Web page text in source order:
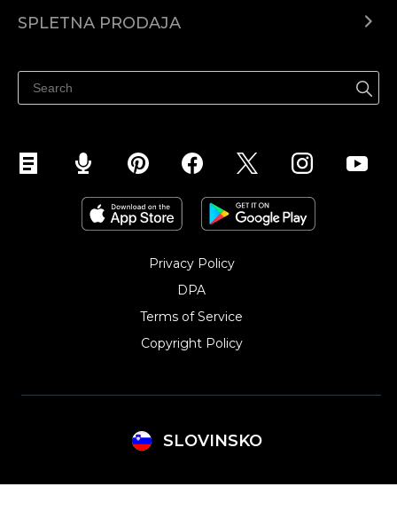
SPLETNA PRODAJA
Prodaja na Instagramu
Privacy Policy
DPA
Terms of Service
Copyright Policy‎
SLOVINSKO